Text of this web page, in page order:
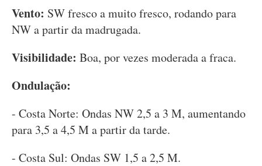
Vento: SW fresco a muito fresco, rodando para
NW a partir da madrugada.
Visibilidade: Boa, por vezes moderada a fraca.
Ondulação:
- Costa Norte: Ondas NW 2,5 a 3 M, aumentando
para 3,5 a 4,5 M a partir da tarde.
- Costa Sul: Ondas SW 1,5 a 2,5 M.